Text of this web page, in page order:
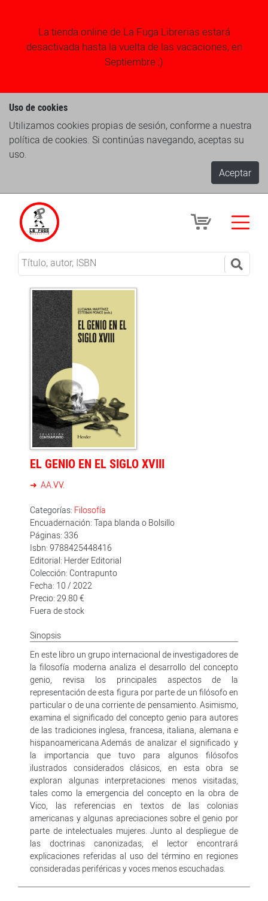
La tienda online de La Fuga Librerias estará
desactivada hasta la vuelta de las vacaciones, en
Septiembre ;)
Uso de cookies
Utilizamos cookies propias de sesión, conforme a nuestra
política de cookies. Si continúas navegando, aceptas su
uso.
Aceptar
EL GENIO EN EL SIGLO XVIII
AA.VV.
Categorías: Filosofía
Encuadernación: Tapa blanda o Bolsillo
Páginas: 336
Isbn: 9788425448416
Editorial: Herder Editorial
Colección: Contrapunto
Fecha: 10 / 2022
Precio: 29.80 €
Fuera de stock
Sinopsis
En este libro un grupo internacional de investigadores de
la filosofía moderna analiza el desarrollo del concepto
genio, revisa los principales aspectos de la
representación de esta figura por parte de un filósofo en
particular o de una corriente de pensamiento. Asimismo,
examina el significado del concepto genio para autores
de las tradiciones inglesa, francesa, italiana, alemana e
hispanoamericana.Además de analizar el significado y
la importancia que tuvo para algunos filósofos
ilustrados considerados clásicos, en esta obra se
exploran algunas interpretaciones menos visitadas,
tales como la emergencia del concepto en la obra de
Vico, las referencias en textos de las colonias
americanas y algunas apreciaciones sobre el genio por
parte de intelectuales mujeres. Junto al despliegue de
las doctrinas canonizadas, el lector encontrará
explicaciones referidas al uso del término en regiones
consideradas periféricas y voces menos escuchadas.